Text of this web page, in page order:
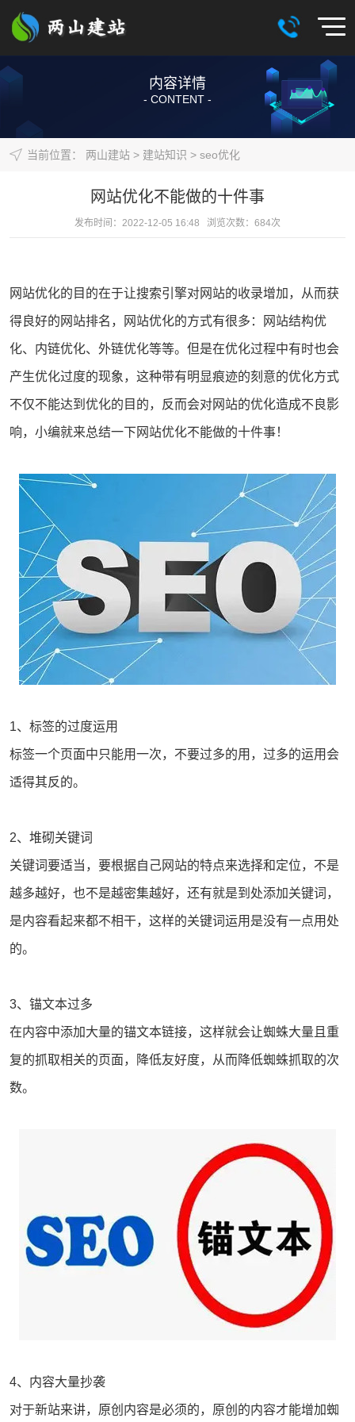
内容详情
- CONTENT -
当前位置： 两山建站> 建站知识 > seo优化
网站优化不能做的十件事
发布时间：2022-12-05 16:48 浏览次数： 684次
网站优化的目的在于让搜索引擎对网站的收录增加，从而获
得良好的 网站排名 ，网站优化的方式有很多：网站结构优
化、内链优化、外链优化等等。但是在优化过程中有时也会
产生优化过度的现象，这种带有明显痕迹的刻意的优化方式
不仅不能达到优化的目的，反而会对网站的优化造成不良影
响，小编就来总结一下网站优化不能做的十件事！
1、标签的过度运用
标签一个页面中只能用一次，不要过多的用，过多的运用会
适得其反的。
2、堆砌关键词
关键词要适当，要根据自己网站的特点来选择和定位，不是
越多越好，也不是越密集越好，还有就是到处添加关键词，
是内容看起来都不相干，这样的关键词运用是没有一点用处
的。
3、锚文本过多
在内容中添加大量的锚文本链接，这样就会让蜘蛛大量且重
复的抓取相关的页面，降低友好度，从而降低蜘蛛抓取的次
数。
4、内容大量抄袭
对于新站来讲，原创内容是必须的，原创的内容才能增加蜘